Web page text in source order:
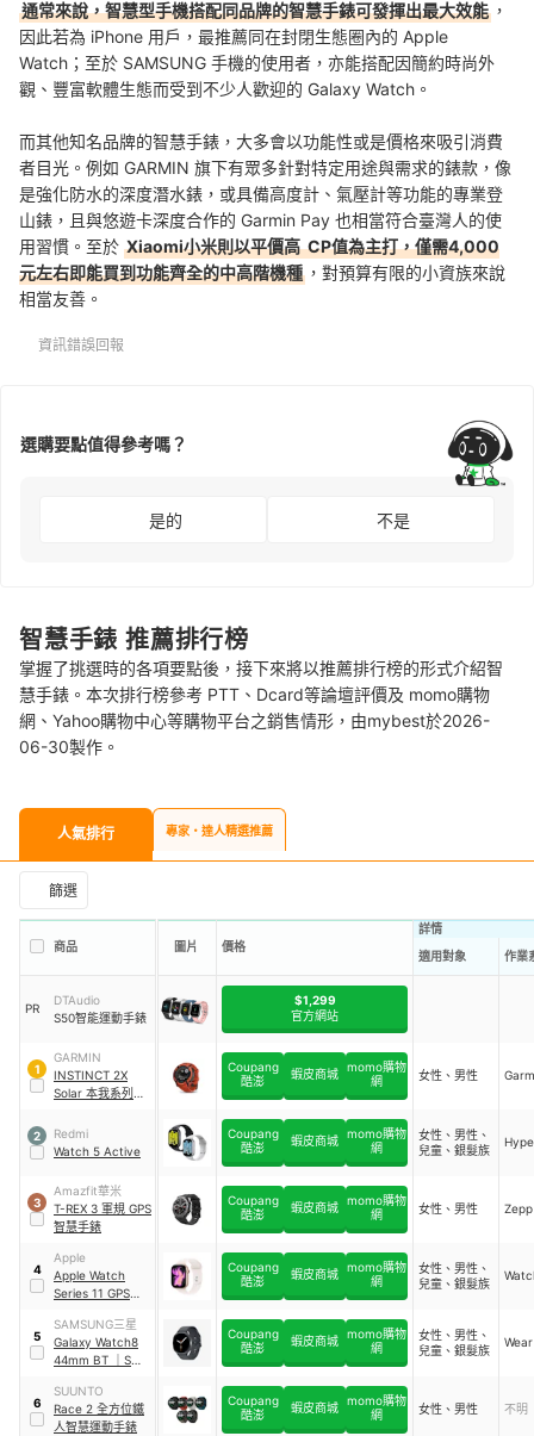
通常來說，智慧型手機搭配同品牌的智慧手錶可發揮出最大效能 ，
因此若為 iPhone 用戶，最推薦同在封閉生態圈內的 Apple
Watch；至於 SAMSUNG 手機的使用者，亦能搭配因簡約時尚外
觀、豐富軟體生態而受到不少人歡迎的 Galaxy Watch。
而其他知名品牌的智慧手錶，大多會以功能性或是價格來吸引消費
者目光。例如 GARMIN 旗下有眾多針對特定用途與需求的錶款，像
是強化防水的深度潛水錶，或具備高度計、氣壓計等功能的專業登
山錶，且與悠遊卡深度合作的 Garmin Pay 也相當符合臺灣人的使
用習慣。至於 Xiaomi小米則以平價高 CP值為主打，僅需4,000
元左右即能買到功能齊全的中高階機種 ，對預算有限的小資族來說
相當友善。
資訊錯誤回報
選購要點值得參考嗎？
是的 不是
智慧手錶 推薦排行榜
掌握了挑選時的各項要點後，接下來將以推薦排行榜的形式介紹智
慧手錶。本次排行榜參考 PTT、Dcard等論壇評價及 momo購物
網、Yahoo購物中心等購物平台之銷售情形，由mybest於2026-
06-30製作。
人氣排行 專家・達人精選推薦
篩選
商品 圖片 價格
詳情
適用對象
作業
PR
DTAudio
S50智能運動手錶
$1,299
官方網站
1
GARMIN
INSTINCT 2X
Solar 本我系列太
Coupang
酷澎
蝦皮商城 momo購物
網
女性、男性
2
Redmi
Watch 5 Active
Coupang
酷澎
蝦皮商城 momo購物
網
女性、男性、
兒童、銀髮族
3
Amazfit華米
T-REX 3 軍規 GPS
智慧手錶
Coupang
酷澎
蝦皮商城 momo購物
網
女性、男性
4
Apple
Apple Watch
Series 11 GPS
Coupang
酷澎
蝦皮商城 momo購物
網
女性、男性、
兒童、銀髮族
5
SAMSUNG三星
Galaxy Watch8
44mm BT
SM-
Coupang
酷澎
蝦皮商城 momo購物
網
女性、男性、
兒童、銀髮族
6
SUUNTO
Race 2 全方位鐵
人智慧運動手錶
Coupang
酷澎
蝦皮商城 momo購物
網
女性、男性 不明